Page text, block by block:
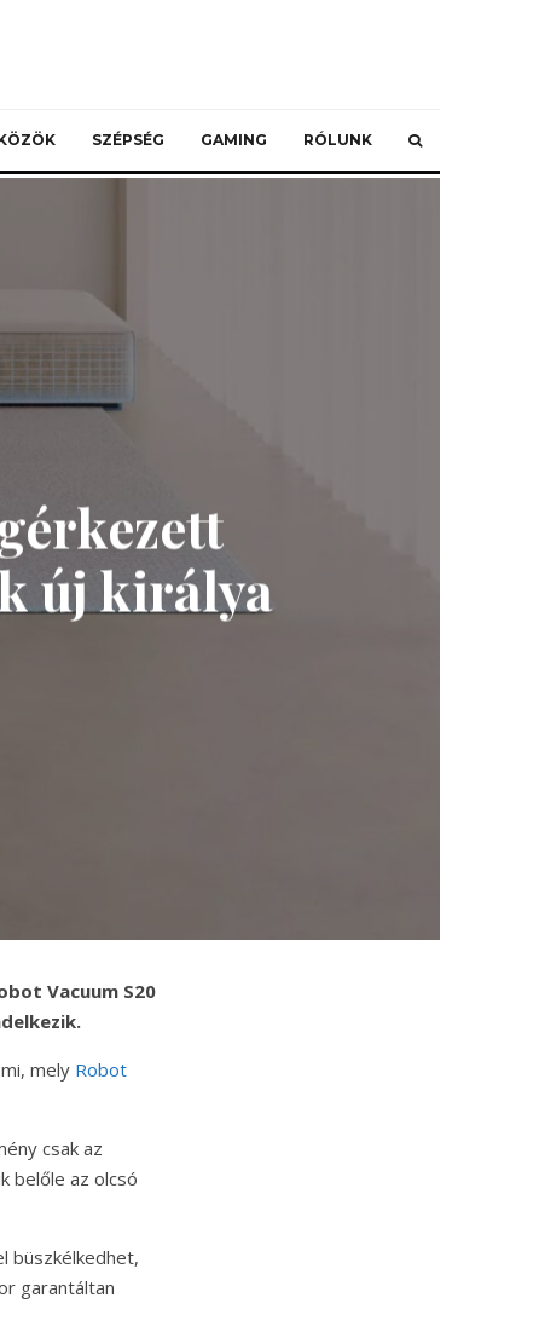
SZÉPSÉG GAMING RÓLUNK
új királya
Vacuum S20
mely Robot
csak az
belőle az olcsó
büszkélkedhet,
garantáltan